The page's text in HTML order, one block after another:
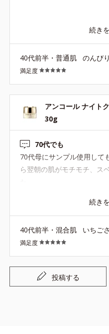
続き
40代前半・普通肌 のんび
満足度
アンコール ナイト
30g
70代でも
70代母にサンプル使用して
ら翌朝の肌がモチモチ、ス
続き
40代前半・混合肌 いちご
満足度
投稿する